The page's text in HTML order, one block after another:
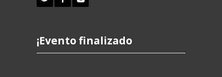
¡Evento finalizado